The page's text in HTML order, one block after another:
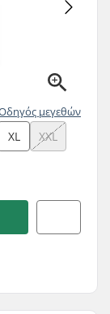
μεγεθών
XL XXL